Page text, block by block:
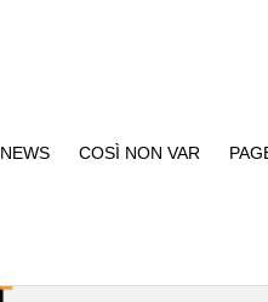
NEWS COSÌ NON VAR